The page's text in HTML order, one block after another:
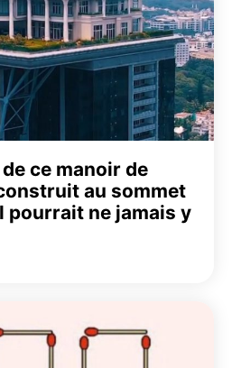
ce manoir de
au sommet
pourrait ne jamais y